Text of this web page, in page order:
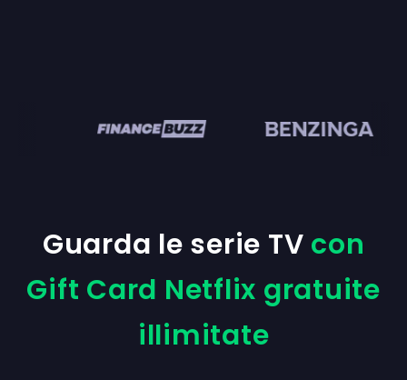
Guarda le serie TV con
Gift Card Netflix gratuite
illimitate